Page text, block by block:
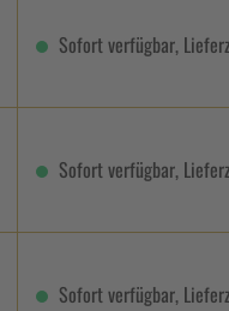
Sofort verfügbar,
Sofort verfügbar,
Sofort verfügbar,